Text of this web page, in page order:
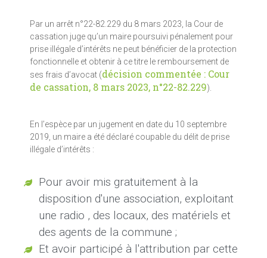
Par un arrêt n°22-82.229 du 8 mars 2023, la Cour de
cassation juge qu’un maire poursuivi pénalement pour
prise illégale d’intérêts ne peut bénéficier de la protection
fonctionnelle et obtenir à ce titre le remboursement de
ses frais d’avocat (décision commentée : Cour
de cassation, 8 mars 2023, n°22-82.229).
En l’espèce par un jugement en date du 10 septembre
2019, un maire a été déclaré coupable du délit de prise
illégale d’intérêts :
Pour avoir mis gratuitement à la
disposition d'une association, exploitant
une radio , des locaux, des matériels et
des agents de la commune ;
Et avoir participé à l'attribution par cette